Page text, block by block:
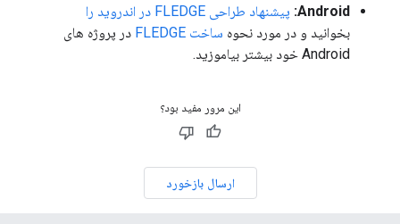
Android: پیشنهاد طراحی FLEDGE در اندروید را
بخوانید و در مورد نحوه ساخت FLEDGE
در پروژه های
Android خود بیشتر بیاموزید.
این مرور مفید بود؟
ارسال بازخورد